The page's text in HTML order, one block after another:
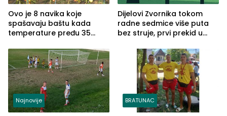
Ovo je 8 navika koje
spašavaju baštu kada
temperature pređu 35
Dijelovi Zvornika tokom
radne sedmice više puta
bez struje, prvi prekid u
Najnovije BRATUNAC